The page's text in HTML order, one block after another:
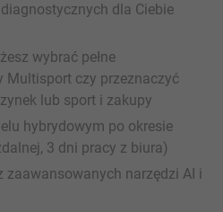
dla Ciebie
wybrać pełne
Multisport czy przeznaczyć
lub sport i zakupy
hybrydowym po okresie
3 dni pracy z biura)
narzędzi AI i